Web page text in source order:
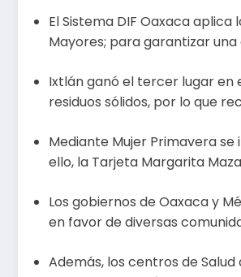
El Sistema DIF Oaxaca
Mayores; para garantizar
Ixtlán ganó el tercer lugar en
residuos sólidos, por lo que
Mediante Mujer Primavera
ello, la Tarjeta Margarita
Los gobiernos de Oaxaca y
en favor de diversas
Además, los centros de